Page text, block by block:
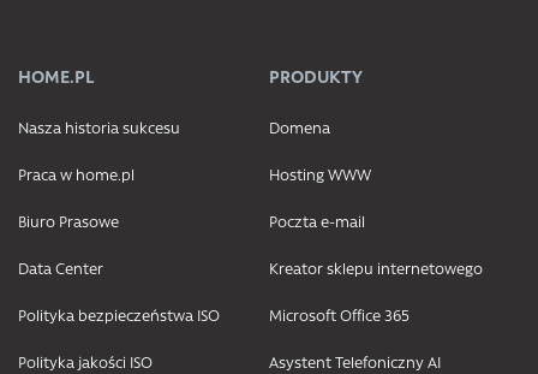
HOME.PL
Nasza historia sukcesu
Praca w home.pl
Biuro Prasowe
Data Center
Polityka bezpieczeństwa ISO
Polityka jakości ISO
PRODUKTY
Domena
Hosting WWW
Poczta e-mail
Kreator sklepu internetowego
Microsoft Office 365
Asystent Telefoniczny AI